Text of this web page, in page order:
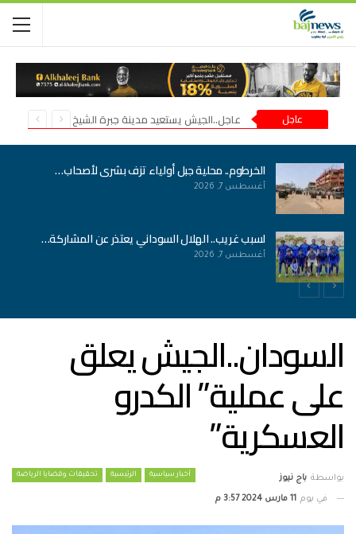
عاجل عاجل..الجيش يستعيد مدينة جبرة الشيخ في شمال كردفان
الخرطوم.. محلية جبل أولياء تزف بشرى لأصحاب…
أغسطس 7, 2026
لسبب غريب.. الهلال السوداني يعتذر عن المشاركة…
أغسطس 7, 2026
السودان..الجيش يعلق
على عملية” الكدرو
العسكرية”
أخبار سياسية الرئيسية تحقيقات وقضايا الرياضة بواسطة باج نيوز
في يوم 11 مارس 2024 3:57 م